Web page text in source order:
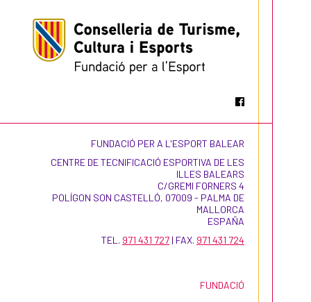
FUNDACIÓ PER A L'ESPORT BALEAR
CENTRE DE TECNIFICACIÓ ESPORTIVA DE LES
ILLES BALEARS
C/GREMI FORNERS 4
POLÍGON SON CASTELLÓ, 07009 - PALMA DE
MALLORCA
ESPAÑA
TEL. 971 431 727 | FAX. 971 431 724
FUNDACIÓ